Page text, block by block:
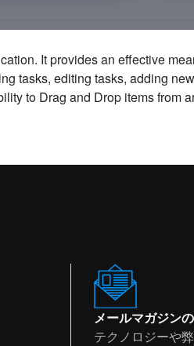
It provides an effective
tasks, editing tasks, adding
to Drag and Drop items from
メールマガジン
テクノロジーや